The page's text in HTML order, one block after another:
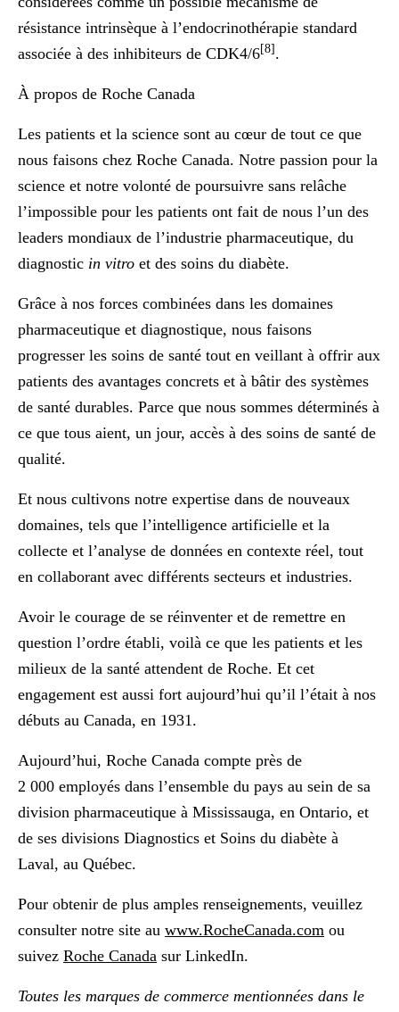
résistance intrinsèque à l’endocrinothérapie standard
associée à des inhibiteurs de CDK4/6[8].
À propos de Roche Canada
Les patients et la science sont au cœur de tout ce que
nous faisons chez Roche Canada. Notre passion pour la
science et notre volonté de poursuivre sans relâche
l’impossible pour les patients ont fait de nous l’un des
leaders mondiaux de l’industrie pharmaceutique, du
diagnostic in vitro et des soins du diabète.
Grâce à nos forces combinées dans les domaines
pharmaceutique et diagnostique, nous faisons
progresser les soins de santé tout en veillant à offrir aux
patients des avantages concrets et à bâtir des systèmes
de santé durables. Parce que nous sommes déterminés à
ce que tous aient, un jour, accès à des soins de santé de
qualité.
Et nous cultivons notre expertise dans de nouveaux
domaines, tels que l’intelligence artificielle et la
collecte et l’analyse de données en contexte réel, tout
en collaborant avec différents secteurs et industries.
Avoir le courage de se réinventer et de remettre en
question l’ordre établi, voilà ce que les patients et les
milieux de la santé attendent de Roche. Et cet
engagement est aussi fort aujourd’hui qu’il l’était à nos
débuts au Canada, en 1931.
Aujourd’hui, Roche Canada compte près de
2 000 employés dans l’ensemble du pays au sein de sa
division pharmaceutique à Mississauga, en Ontario, et
de ses divisions Diagnostics et Soins du diabète à
Laval, au Québec.
Pour obtenir de plus amples renseignements, veuillez
consulter notre site au www.RocheCanada.com ou
suivez Roche Canada sur LinkedIn.
Toutes les marques de commerce mentionnées dans le